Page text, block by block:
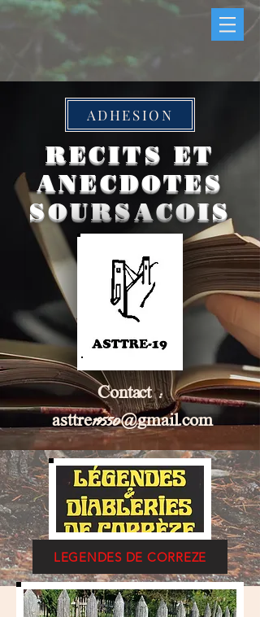
ADHESION
RECITS ET
ANECDOTES
SOURSACOIS
Contact :
asttre19550@gmail.com
LEGENDES DE CORREZE